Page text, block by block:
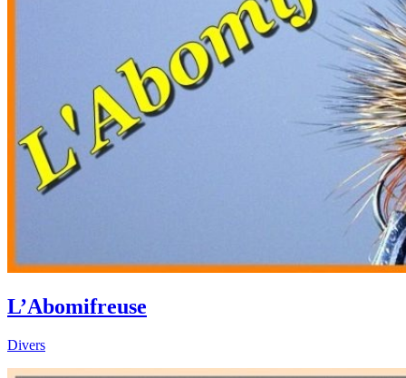
L’Abomifreuse
Divers